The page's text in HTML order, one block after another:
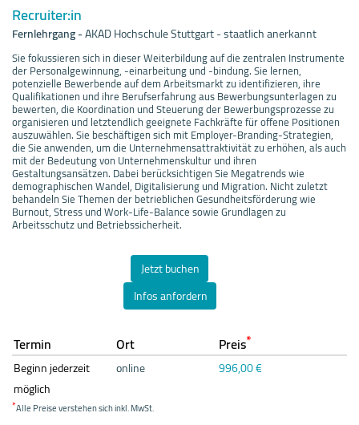
Recruiter:in
Fernlehrgang-AKAD Hochschule Stuttgart - staatlich anerkannt
Sie fokussieren sich in dieser Weiterbildung auf die zentralen Instrumente
der Personalgewinnung, -einarbeitung und -bindung. Sie lernen,
potenzielle Bewerbende auf dem Arbeitsmarkt zu identifizieren, ihre
Qualifikationen und ihre Berufserfahrung aus Bewerbungsunterlagen zu
bewerten, die Koordination und Steuerung der Bewerbungsprozesse zu
organisieren und letztendlich geeignete Fachkräfte für offene Positionen
auszuwählen. Sie beschäftigen sich mit Employer-Branding-Strategien,
die Sie anwenden, um die Unternehmensattraktivität zu erhöhen, als auch
mit der Bedeutung von Unternehmenskultur und ihren
Gestaltungsansätzen. Dabei berücksichtigen Sie Megatrends wie
demographischen Wandel, Digitalisierung und Migration. Nicht zuletzt
behandeln Sie Themen der betrieblichen Gesundheitsförderung wie
Burnout, Stress und Work-Life-Balance sowie Grundlagen zu
Arbeitsschutz und Betriebssicherheit.
Jetzt buchen
Infos anfordern
Termin Ort Preis*
Beginn jederzeit
möglich
online 996,00 €
*Alle Preise verstehen sich inkl. MwSt.